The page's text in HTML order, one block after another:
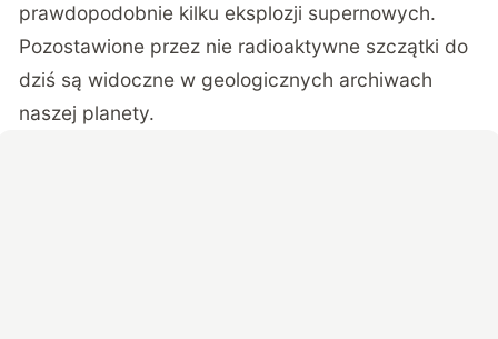
prawdopodobnie kilku eksplozji supernowych.
Pozostawione przez nie radioaktywne szczątki do
dziś są widoczne w geologicznych archiwach
naszej planety.